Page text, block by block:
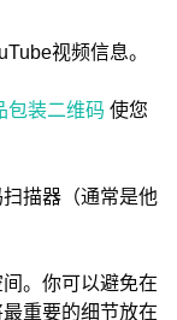
视频信息。
包装二维码 使您
描器（通常是他
。你可以避免在
重要的细节放在